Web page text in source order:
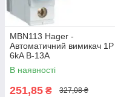
MBN113 Hager -
Автоматичний вимикач 1P
6kA B-13A
В наявності
251,85 ₴ 327,08 ₴